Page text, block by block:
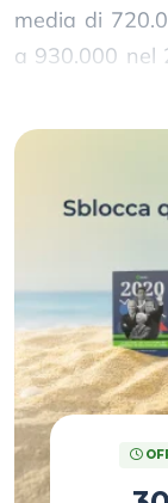
media di
a 930.000 nel